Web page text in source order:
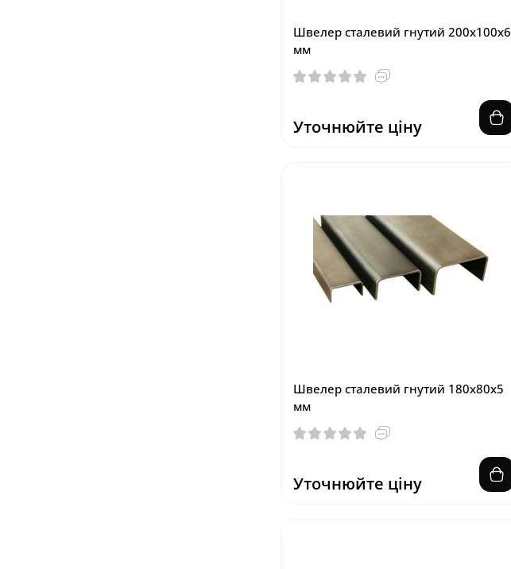
Швелер сталевий гнутий 200х100х6
мм
Уточнюйте ціну
Швелер сталевий гнутий 180х80х5
мм
Уточнюйте ціну